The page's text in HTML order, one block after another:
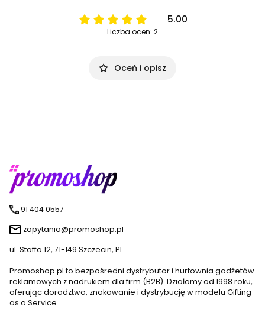
5.00
Liczba ocen: 2
Oceń i opisz
91 404 0557
zapytania@promoshop.pl
ul. Staffa 12, 71-149 Szczecin, PL
Promoshop.pl to bezpośredni dystrybutor i hurtownia gadżetów
reklamowych z nadrukiem dla firm (B2B). Działamy od 1998 roku,
oferując doradztwo, znakowanie i dystrybucję w modelu Gifting
as a Service.